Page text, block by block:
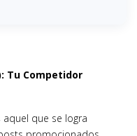
Tu Competidor
que se logra